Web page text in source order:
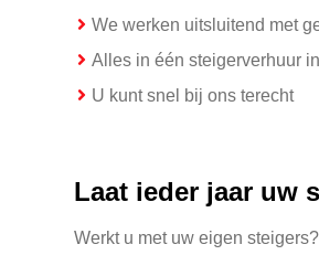
We werken uitsluitend met
Alles in één steigerverhuur
U kunt snel bij ons terecht
Laat ieder jaar uw
Werkt u met uw eigen